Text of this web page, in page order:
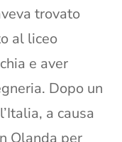
trovato
al liceo
e aver
Dopo un
a causa